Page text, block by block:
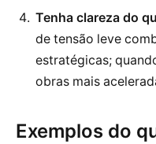
Tenha clareza do
de tensão leve
estratégicas;
obras mais
Exemplos do